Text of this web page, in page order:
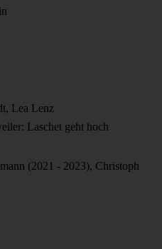
Lea Lenz
Laschet geht hoch
(2021 - 2023), Christoph